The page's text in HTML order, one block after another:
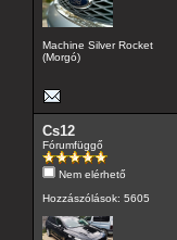
Machine Silver Rocket
(Morgó)
Cs12
Fórumfüggő
Nem elérhető
Hozzászólások: 5605